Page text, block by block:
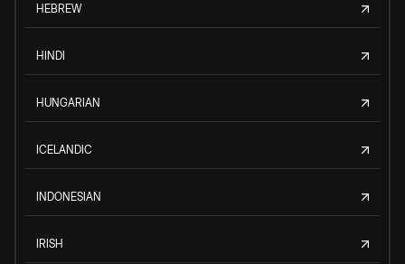
HEBREW
HINDI
HUNGARIAN
ICELANDIC
INDONESIAN
IRISH